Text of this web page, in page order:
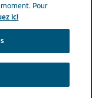
Pour
ici